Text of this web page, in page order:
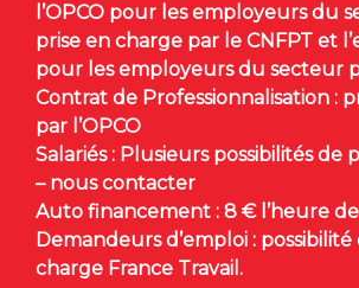
l’OPCO pour les employeurs du
prise en charge par le CNFPT et
pour les employeurs du secteur
Contrat de Professionnalisation :
par l’OPCO
Salariés : Plusieurs possibilités de
– nous contacter
Auto financement : 8 € l’heure
Demandeurs d’emploi :
charge France Travail.